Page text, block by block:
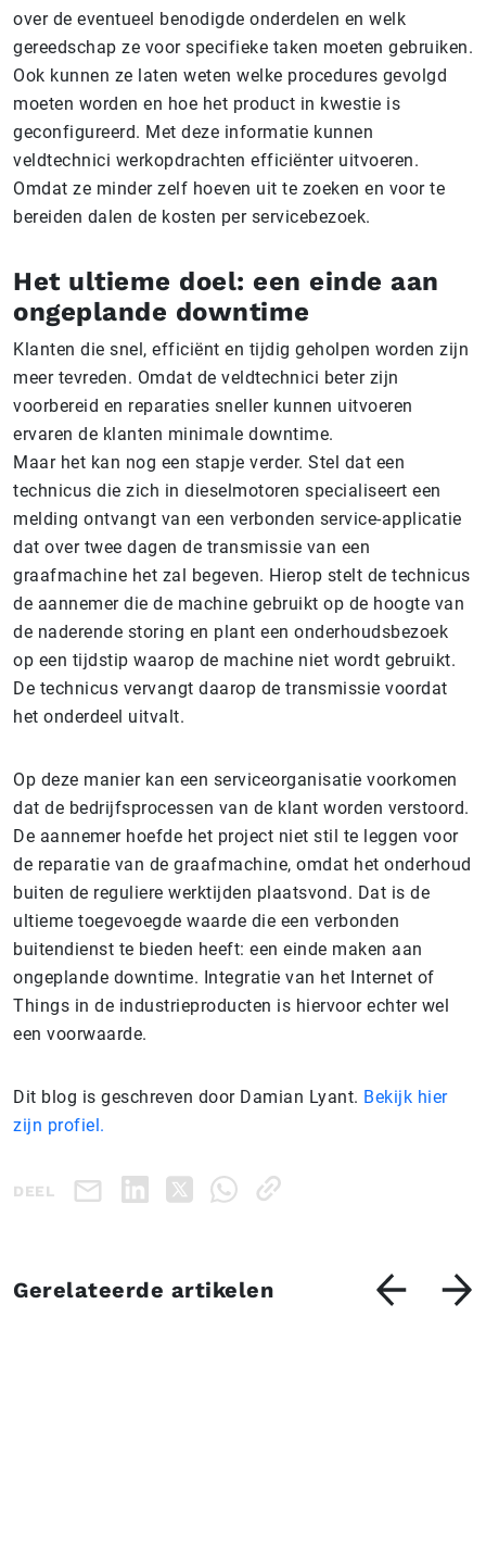
over de eventueel benodigde onderdelen en welk
gereedschap ze voor specifieke taken moeten gebruiken.
Ook kunnen ze laten weten welke procedures gevolgd
moeten worden en hoe het product in kwestie is
geconfigureerd. Met deze informatie kunnen
veldtechnici werkopdrachten efficiënter uitvoeren.
Omdat ze minder zelf hoeven uit te zoeken en voor te
bereiden dalen de kosten per servicebezoek.
Het ultieme doel: een einde aan
ongeplande downtime
Klanten die snel, efficiënt en tijdig geholpen worden zijn
meer tevreden. Omdat de veldtechnici beter zijn
voorbereid en reparaties sneller kunnen uitvoeren
ervaren de klanten minimale downtime.
Maar het kan nog een stapje verder. Stel dat een
technicus die zich in dieselmotoren specialiseert een
melding ontvangt van een verbonden service-applicatie
dat over twee dagen de transmissie van een
graafmachine het zal begeven. Hierop stelt de technicus
de aannemer die de machine gebruikt op de hoogte van
de naderende storing en plant een onderhoudsbezoek
op een tijdstip waarop de machine niet wordt gebruikt.
De technicus vervangt daarop de transmissie voordat
het onderdeel uitvalt.
Op deze manier kan een serviceorganisatie voorkomen
dat de bedrijfsprocessen van de klant worden verstoord.
De aannemer hoefde het project niet stil te leggen voor
de reparatie van de graafmachine, omdat het onderhoud
buiten de reguliere werktijden plaatsvond. Dat is de
ultieme toegevoegde waarde die een verbonden
buitendienst te bieden heeft: een einde maken aan
ongeplande downtime. Integratie van het Internet of
Things in de industrieproducten is hiervoor echter wel
een voorwaarde.
Dit blog is geschreven door Damian Lyant. Bekijk hier
zijn profiel.
DEEL
Gerelateerde artikelen